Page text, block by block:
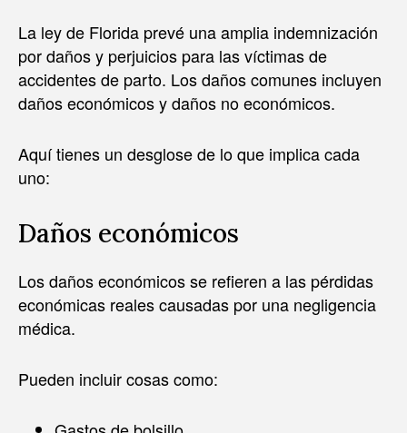
La ley de Florida prevé una amplia indemnización
por daños y perjuicios para las víctimas de
accidentes de parto. Los daños comunes incluyen
daños económicos y daños no económicos.
Aquí tienes un desglose de lo que implica cada
uno:
Daños económicos
Los daños económicos se refieren a las pérdidas
económicas reales causadas por una negligencia
médica.
Pueden incluir cosas como: